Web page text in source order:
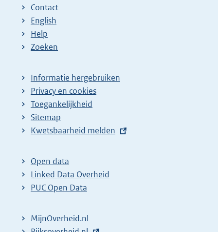
Contact
English
Help
Zoeken
Informatie hergebruiken
Privacy en cookies
Toegankelijkheid
Sitemap
E
t
e
r
l
Kwetsbaarheid melden
Open data
Linked Data Overheid
PUC Open Data
MijnOverheid.nl